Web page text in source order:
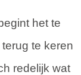
het te
te keren
redelijk wat